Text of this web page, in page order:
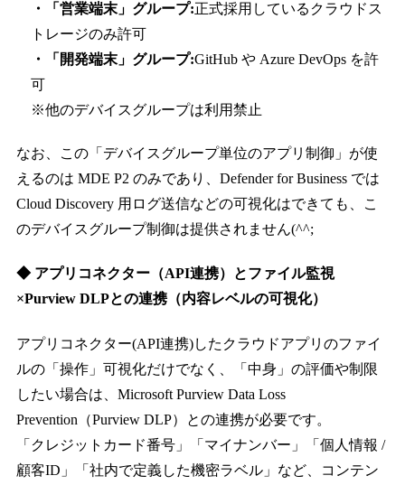
・「営業端末」グループ:正式採用しているクラウドス
トレージのみ許可
・「開発端末」グループ:GitHub や Azure DevOps を許
可
※他のデバイスグループは利用禁止
なお、この「デバイスグループ単位のアプリ制御」が使
えるのは MDE P2 のみであり、Defender for Business では
Cloud Discovery 用ログ送信などの可視化はできても、こ
のデバイスグループ制御は提供されません(^^;
◆ アプリコネクター（API連携）とファイル監視
×Purview DLPとの連携（内容レベルの可視化）
アプリコネクター(API連携)したクラウドアプリのファイ
ルの「操作」可視化だけでなく、「中身」の評価や制限
したい場合は、Microsoft Purview Data Loss
Prevention（Purview DLP）との連携が必要です。
「クレジットカード番号」「マイナンバー」「個人情報 /
顧客ID」「社内で定義した機密ラベル」など、コンテン